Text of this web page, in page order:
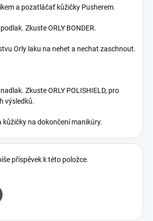
a pozatláčať kůžičky Pusherem.
Zkuste ORLY BONDER.
Orly laku na nehet a nechat zaschnout.
Zkuste ORLY POLISHIELD, pro
výsledků.
kůžičky na dokončení manikúry.
příspěvek k této položce.